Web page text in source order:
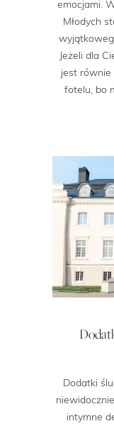
emocjami.
Młodych
Jeżeli dla
jest równie
fotelu, bo
Dodatki
intymne